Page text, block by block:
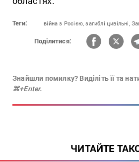
Теги: війна з Росією, загиблі цивільні,
Поділитися:
Знайшли помилку? Виділіть її та
⌘+Enter.
ЧИТАЙТЕ